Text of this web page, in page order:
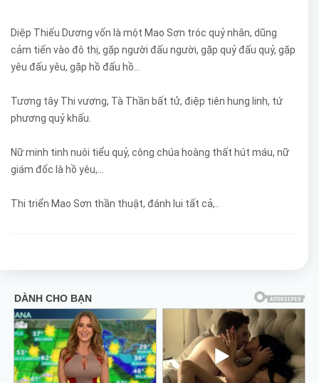
Diệp Thiếu Dương vốn là một Mao Sơn tróc quỷ nhân, dũng
cảm tiến vào đô thị, gặp người đấu người, gặp quỷ đấu quỷ, gặp
yêu đấu yêu, gặp hồ đấu hồ...
Tương tây Thi vương, Tà Thần bất tử, điệp tiên hung linh, tứ
phương quỷ khấu.
Nữ minh tinh nuôi tiểu quỷ, công chúa hoàng thất hút máu, nữ
giám đốc là hồ yêu,...
Thi triển Mao Sơn thần thuật, đánh lui tất cả,..